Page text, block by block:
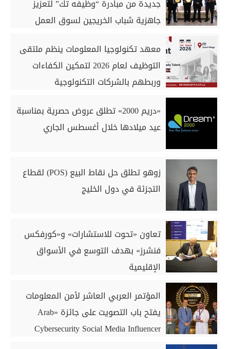
جديدة من مبادرة “وظيفه تك” لتعزيز
جاهزية شباب الخريجين لسوق العمل
معهد تكنولوجيا المعلومات ينظم ملتقى
التوظيف لعام 2026 لتمكين الكفاءات
وربطهم بالشركات التكنولوجية
«دريم 2000» تطلق عروض حصرية بمناسبة
عيد ميلادها خلال أغسطس الجاري
زوهو تطلق حل نقاط البيع (POS) لقطاع
التجزئة في دول الخليج
تعاون «تحوت للاستشارات» و«كورفكس
فنشرز» بهدف التوسع في الأسواق
الإقليمية
المؤتمر العربي العاشر لأمن المعلومات
يفتح باب التصويت على جائزة «Arab
Cybersecurity Social Media Influencer